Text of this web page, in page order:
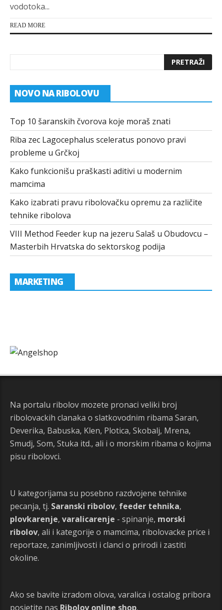
vodotoka...
READ MORE
NOVO NA RIBOLOVU
Top 10 šaranskih čvorova koje moraš znati
Riba zec Lagocephalus sceleratus ponovo pravi
probleme u Grčkoj
Kako funkcionišu praškasti aditivi u modernim
mamcima
Kako izabrati pravu ribolovačku opremu za različite
tehnike ribolova
VIII Method Feeder kup na jezeru Salaš u Obudovcu –
Masterbih Hrvatska do sektorskog podija
MARKETING
Na portalu ribolov mozete pronaci veliki broj
ribolovackih clanaka o slatkovodnim ribama Saran,
Deverika, Babuska, Klen, Plotica, Skobalj, Mrena,
Smudj, Som, Stuka itd., ali i o morskim ribama o kojima
pisu ribolovci.
U kategorijama su posebno razdvojene tehnike
pecanja, tj. Saranski ribolov, feeder tehnika,
plovkarenje, varalicarenje - spinanje, morski
ribolov, ali i kategorije o mamcima, ribolovacke price i
reportaze, zanimljivosti i clanci o prirodi i zastiti
okoline.
Ako se bavite izradom olova, varalica i ostalog pribora
posjetite nas Ribolov online shop.